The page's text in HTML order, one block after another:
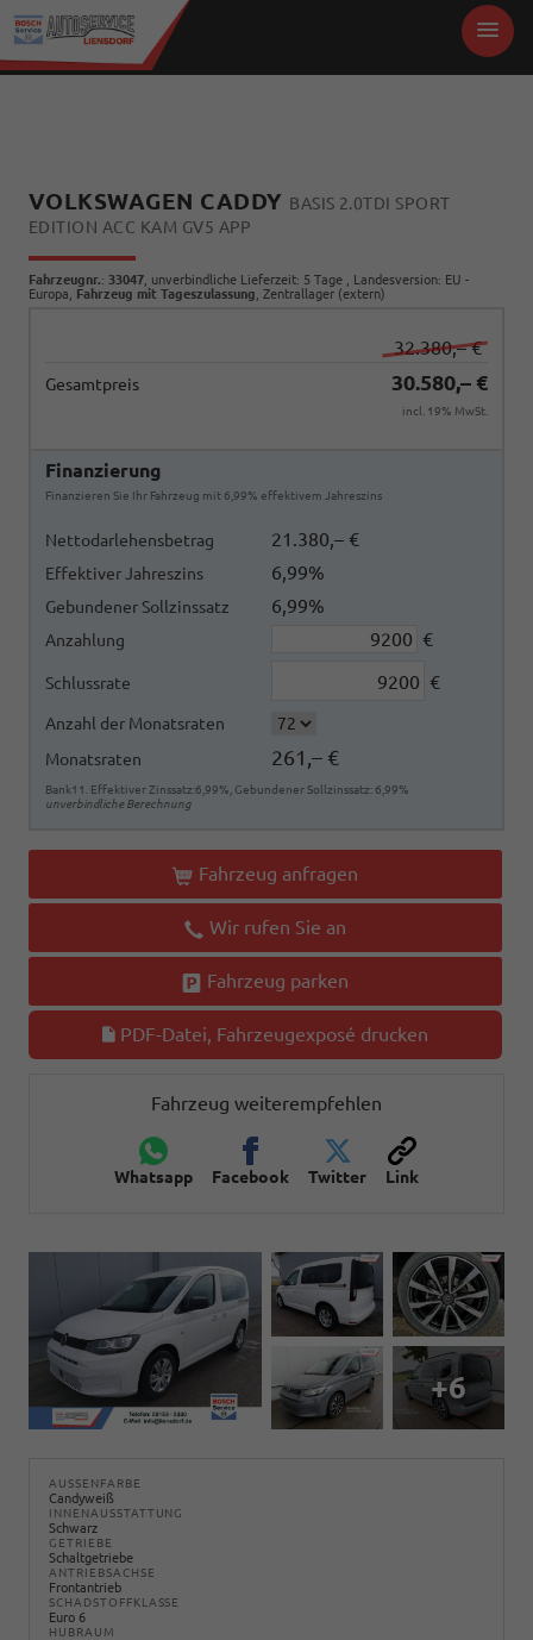
VOLKSWAGEN CADDY BASIS 2.0TDI SPORT
EDITION ACC KAM GV5 APP
Fahrzeugnr.: 33047 , unverbindliche Lieferzeit: 5 Tage , Landesversion: EU -
Europa, Fahrzeug mit Tageszulassung , Zentrallager (extern)
32.380,– €
Gesamtpreis 30.580,– €
incl. 19% MwSt.
Finanzierung
Finanzieren Sie Ihr Fahrzeug mit 6,99% effektivem Jahreszins
Nettodarlehensbetrag 21.380,– €
Effektiver Jahreszins 6,99%
Gebundener Sollzinssatz 6,99%
Anzahlung €
Schlussrate €
Anzahl der Monatsraten
Monatsraten
261,– €
Bank11. Effektiver Zinssatz:6,99%, Gebundener Sollzinssatz: 6,99%
unverbindliche Berechnung
Fahrzeug anfragen
Wir rufen Sie an
Fahrzeug parken
PDF-Datei, Fahrzeugexposé drucken
Fahrzeug weiterempfehlen
Whatsapp Facebook Twitter Link
+6
AUSSENFARBE
Candyweiß
INNENAUSSTATTUNG
Schwarz
GETRIEBE
Schaltgetriebe
ANTRIEBSACHSE
Frontantrieb
SCHADSTOFFKLASSE
Euro 6
HUBRAUM